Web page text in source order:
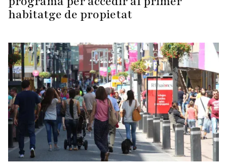
habitatge de propietat